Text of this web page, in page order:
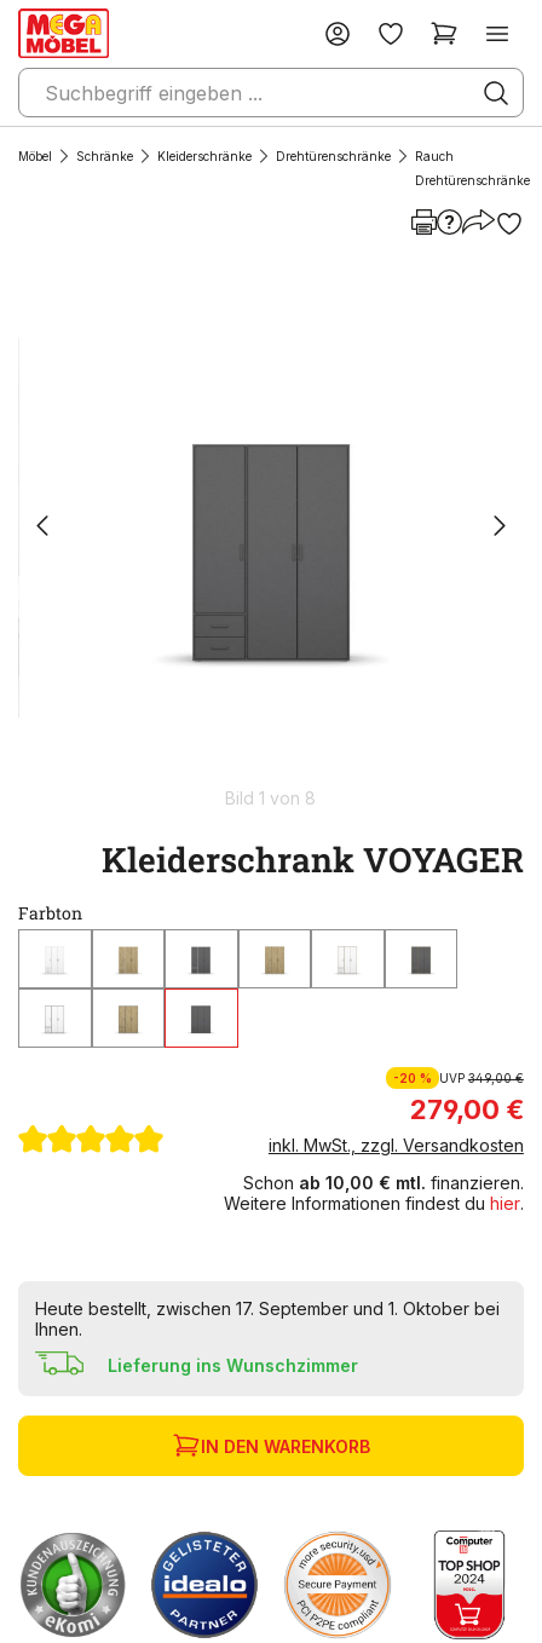
Möbel Schränke Kleiderschränke Drehtürenschränke
Rauch
Drehtürenschränke
Bild 1 von 8
Kleiderschrank VOYAGER
Farbton
-20 % UVP349,00 €
279,00 €
inkl. MwSt., zzgl. Versandkosten
Schon ab 10,00 € mtl. finanzieren.
Weitere Informationen findest du hier.
Heute bestellt, zwischen 17. September und 1. Oktober bei
Ihnen.
Lieferung ins Wunschzimmer
IN DEN WARENKORB